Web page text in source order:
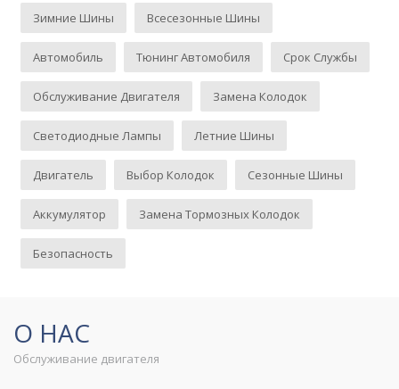
Зимние Шины Всесезонные Шины
Автомобиль Тюнинг Автомобиля Срок Службы
Обслуживание Двигателя Замена Колодок
Светодиодные Лампы Летние Шины
Двигатель Выбор Колодок Сезонные Шины
Аккумулятор Замена Тормозных Колодок
Безопасность
О НАС
Обслуживание двигателя